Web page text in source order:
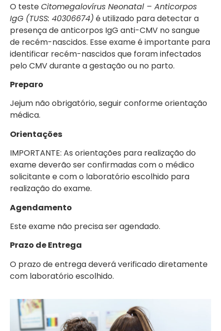
O testeCitomegalovírus Neonatal – Anticorpos
IgG (TUSS: 40306674) é utilizado para detectar a
presença de anticorpos IgG anti-CMV no sangue
de recém-nascidos. Esse exame é importante para
identificar recém-nascidos que foram infectados
pelo CMV durante a gestação ou no parto.
Preparo
Jejum não obrigatório, seguir conforme orientação
médica.
Orientações
IMPORTANTE: As orientações para realização do
exame deverão ser confirmadas com o médico
solicitante e com o laboratório escolhido para
realização do exame.
Agendamento
Este exame não precisa ser agendado.
Prazo de Entrega
O prazo de entrega deverá verificado diretamente
com laboratório escolhido.